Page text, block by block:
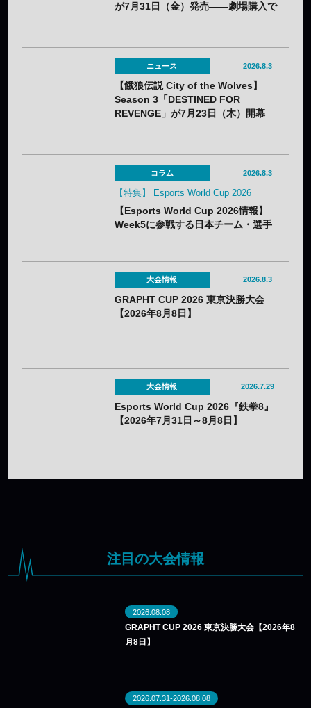
が7月31日（金）発売——劇場購入で
ニュース 2026.8.3
【餓狼伝説 City of the Wolves】
Season 3「DESTINED FOR
REVENGE」が7月23日（木）開幕
コラム 2026.8.3
【特集】 Esports World Cup 2026
【Esports World Cup 2026情報】
Week5に参戦する日本チーム・選手
大会情報 2026.8.3
GRAPHT CUP 2026 東京決勝大会
【2026年8月8日】
大会情報 2026.7.29
Esports World Cup 2026『鉄拳8』
【2026年7月31日～8月8日】
注目の大会情報
2026.08.08
GRAPHT CUP 2026 東京決勝大会【2026年8
月8日】
2026.07.31-2026.08.08